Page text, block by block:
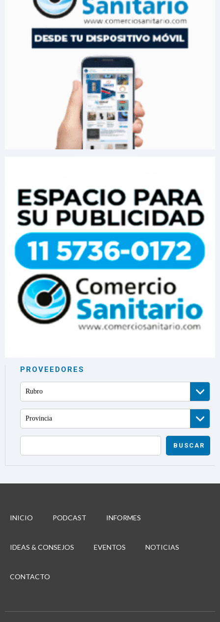
PROVEEDORES
Rubro
Provincia
BUSCAR
INICIO PODCAST INFORMES
IDEAS & CONSEJOS EVENTOS NOTICIAS
CONTACTO